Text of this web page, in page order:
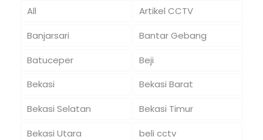
All
Artikel CCTV
Banjarsari
Bantar Gebang
Batuceper
Beji
Bekasi
Bekasi Barat
Bekasi Selatan
Bekasi Timur
Bekasi Utara
beli cctv